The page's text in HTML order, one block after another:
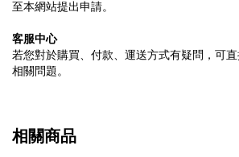
至本網站提出申請。
客服中心
若您對於購買、付款、運送方式有疑問，可直
相關問題。
相關商品